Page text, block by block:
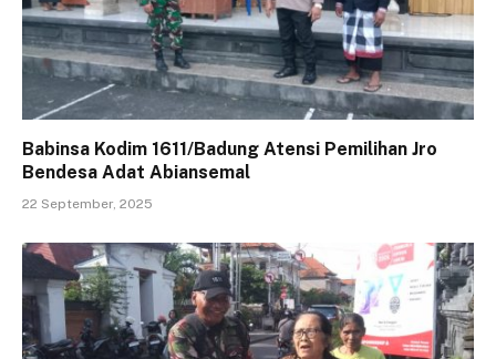
Babinsa Kodim 1611/Badung Atensi Pemilihan Jro
Bendesa Adat Abiansemal
22 September, 2025